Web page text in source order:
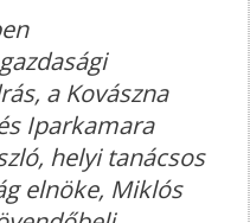
a Kovászna
Iparkamara
helyi tanácsos
elnöke, Miklós